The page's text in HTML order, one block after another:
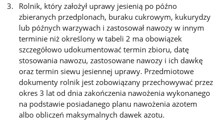
Rolnik, który założył uprawy jesienią po późno
zbieranych przedplonach, buraku cukrowym, kukurydzy
lub późnych warzywach i zastosował nawozy w innym
terminie niż określony w tabeli 2 ma obowiązek
szczegółowo udokumentować termin zbioru, datę
stosowania nawozu, zastosowane nawozy i ich dawkę
oraz termin siewu jesiennej uprawy. Przedmiotowe
dokumenty rolnik jest zobowiązany przechowywać przez
okres 3 lat od dnia zakończenia nawożenia wykonanego
na podstawie posiadanego planu nawożenia azotem
albo obliczeń maksymalnych dawek azotu.